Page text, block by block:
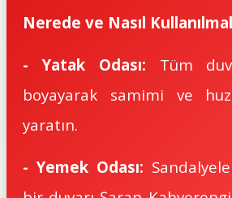
Nerede ve Nasıl
- Yatak Odası: Tüm
boyayarak samimi ve
yaratın.
- Yemek Odası: